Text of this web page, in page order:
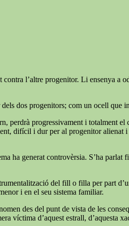
l’altre progenitor. Li ensenya a
dos progenitors; com un ocell que
perdrà progressivament i totalment el
difícil i dur per al progenitor alienat i
ha generat controvèrsia. S’ha parlat
del fill o filla per part
i en el seu sistema familiar.
des del punt de vista de les
víctima d’aquest estrall, d’aquesta